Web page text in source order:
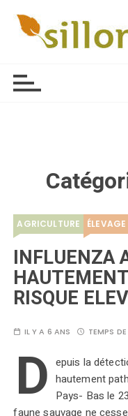
AGRICULTURE ÉLEVAGE
INFLUENZA
RISQUE
IL Y A 6 ANS TEMPS
D epuis la
hautement
Pays- Bas le
faune sauvage ne